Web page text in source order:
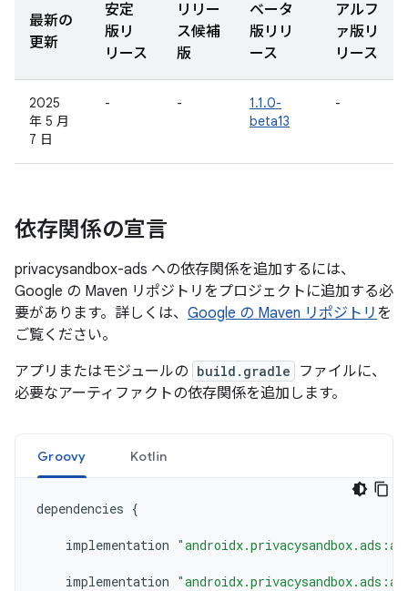
最新の
更新
安定
版リ
リース
リリー
ス候補
版
ベータ
版リリ
ース
アルフ
ァ版リ
リース
2025
年 5 月
7 日
- -
1.1.0-
beta13
-
依存関係の宣言
privacysandbox-ads への依存関係を追加するには、
Google の Maven リポジトリをプロジェクトに追加する必
要があります。詳しくは、 Google の Maven リポジトリ を
ご覧ください。
アプリまたはモジュールの build.gradle
ファイルに、
必要なアーティファクトの依存関係を追加します。
Groovy Kotlin
dependencies {
implementation
implementation